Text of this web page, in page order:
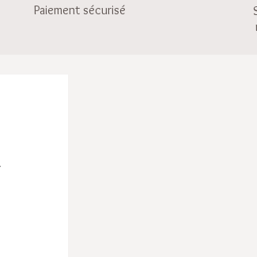
Paiement sécurisé